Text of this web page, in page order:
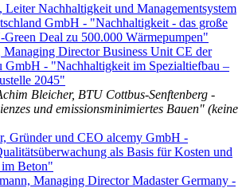
Leiter Nachhaltigkeit und Managementsystem
GmbH - "Nachhaltigkeit - das große
Deal zu 500.000 Wärmepumpen"
Director Business Unit CE der
GmbH - "Nachhaltigkeit im Spezialtiefbau –
2045"
Bleicher, BTU Cottbus-Senftenberg -
und emissionsminimiertes Bauen" (keine
Gründer und CEO alcemy GmbH -
als Basis für Kosten und
Beton"
Managing Director Madaster Germany -